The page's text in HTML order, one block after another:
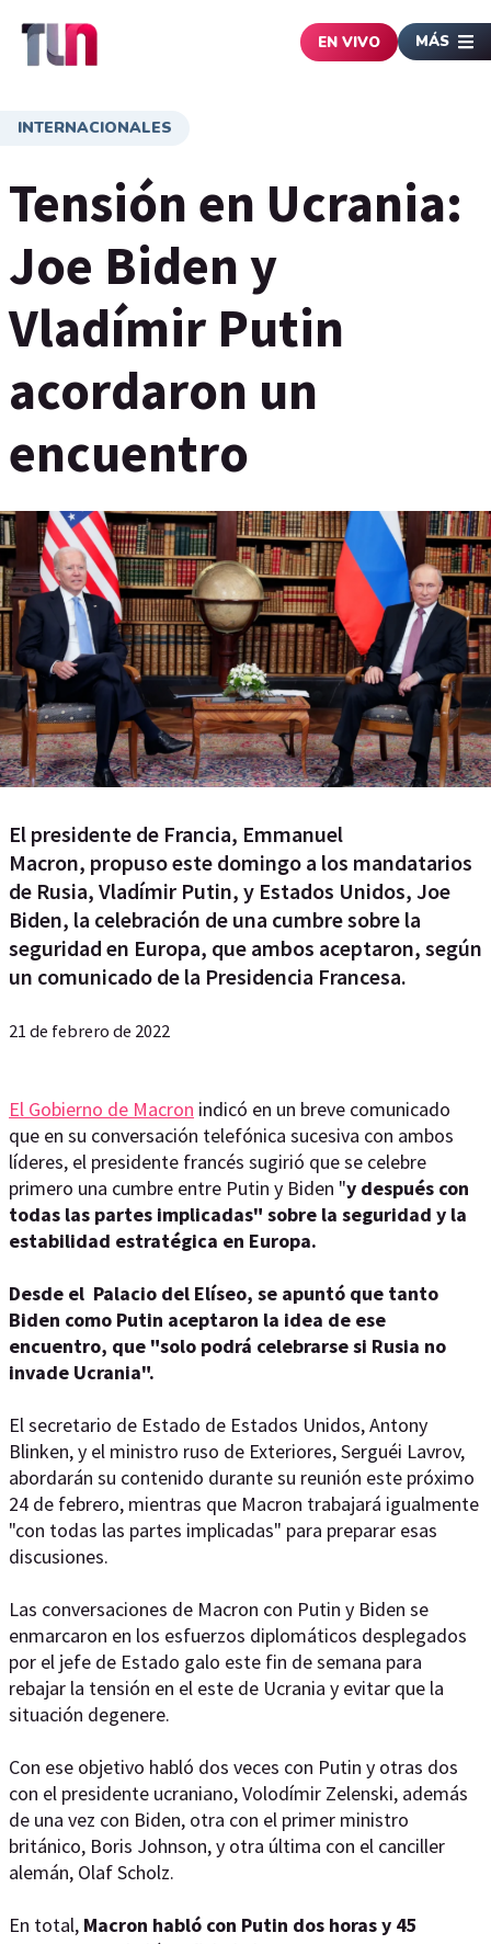
EN VIVO MÁS
INTERNACIONALES
Tensión en Ucrania:
Joe Biden y
Vladímir Putin
acordaron un
encuentro
El presidente de Francia, Emmanuel
Macron, propuso este domingo a los mandatarios
de Rusia, Vladímir Putin, y Estados Unidos, Joe
Biden, la celebración de una cumbre sobre la
seguridad en Europa, que ambos aceptaron, según
un comunicado de la Presidencia Francesa.
21 de febrero de 2022
El Gobierno de Macron indicó en un breve comunicado
que en su conversación telefónica sucesiva con ambos
líderes, el presidente francés sugirió que se celebre
primero una cumbre entre Putin y Biden "y después con
todas las partes implicadas" sobre la seguridad y la
estabilidad estratégica en Europa.
Desde el Palacio del Elíseo, se apuntó que tanto
Biden como Putin aceptaron la idea de ese
encuentro, que "solo podrá celebrarse si Rusia no
invade Ucrania".
El secretario de Estado de Estados Unidos, Antony
Blinken, y el ministro ruso de Exteriores, Serguéi Lavrov,
abordarán su contenido durante su reunión este próximo
24 de febrero, mientras que Macron trabajará igualmente
"con todas las partes implicadas" para preparar esas
discusiones.
Las conversaciones de Macron con Putin y Biden se
enmarcaron en los esfuerzos diplomáticos desplegados
por el jefe de Estado galo este fin de semana para
rebajar la tensión en el este de Ucrania y evitar que la
situación degenere.
Con ese objetivo habló dos veces con Putin y otras dos
con el presidente ucraniano, Volodímir Zelenski, además
de una vez con Biden, otra con el primer ministro
británico, Boris Johnson, y otra última con el canciller
alemán, Olaf Scholz.
En total, Macron habló con Putin dos horas y 45